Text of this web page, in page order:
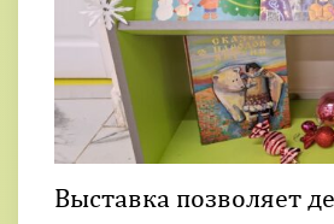
Выставка позволяет